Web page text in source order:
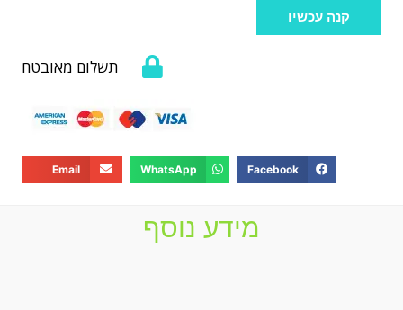
קנה עכשיו
תשלום מאובטח
Facebook
WhatsApp
Email
מידע נוסף